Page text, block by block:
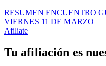
RESUMEN ENCUENTRO
VIERNES 11 DE MARZO
Afiliate
Tu afiliación es